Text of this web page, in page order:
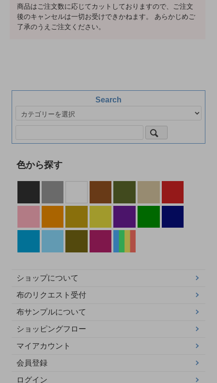
商品はご注文数に応じてカットしておりますので、ご注文
後のキャンセルは一切お受けできかねます。 あらかじめご
了承のうえご注文ください。
Search
色から探す
ショップについて
布のリクエスト受付
布サンプルについて
ショッピングフロー
マイアカウント
会員登録
ログイン